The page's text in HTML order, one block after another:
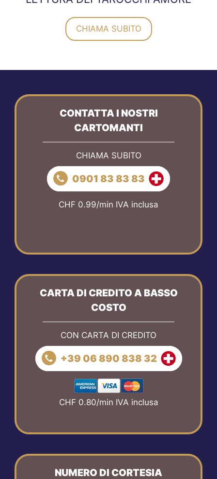
CHIAMA SUBITO
CONTATTA I NOSTRI
CARTOMANTI
CHIAMA SUBITO
0901 83 83 83
CHF 0.99/min IVA inclusa
CARTA DI CREDITO A BASSO
COSTO
CON CARTA DI CREDITO
+39 06 890 838 32
CHF 0.80/min IVA inclusa
NUMERO DI CORTESIA